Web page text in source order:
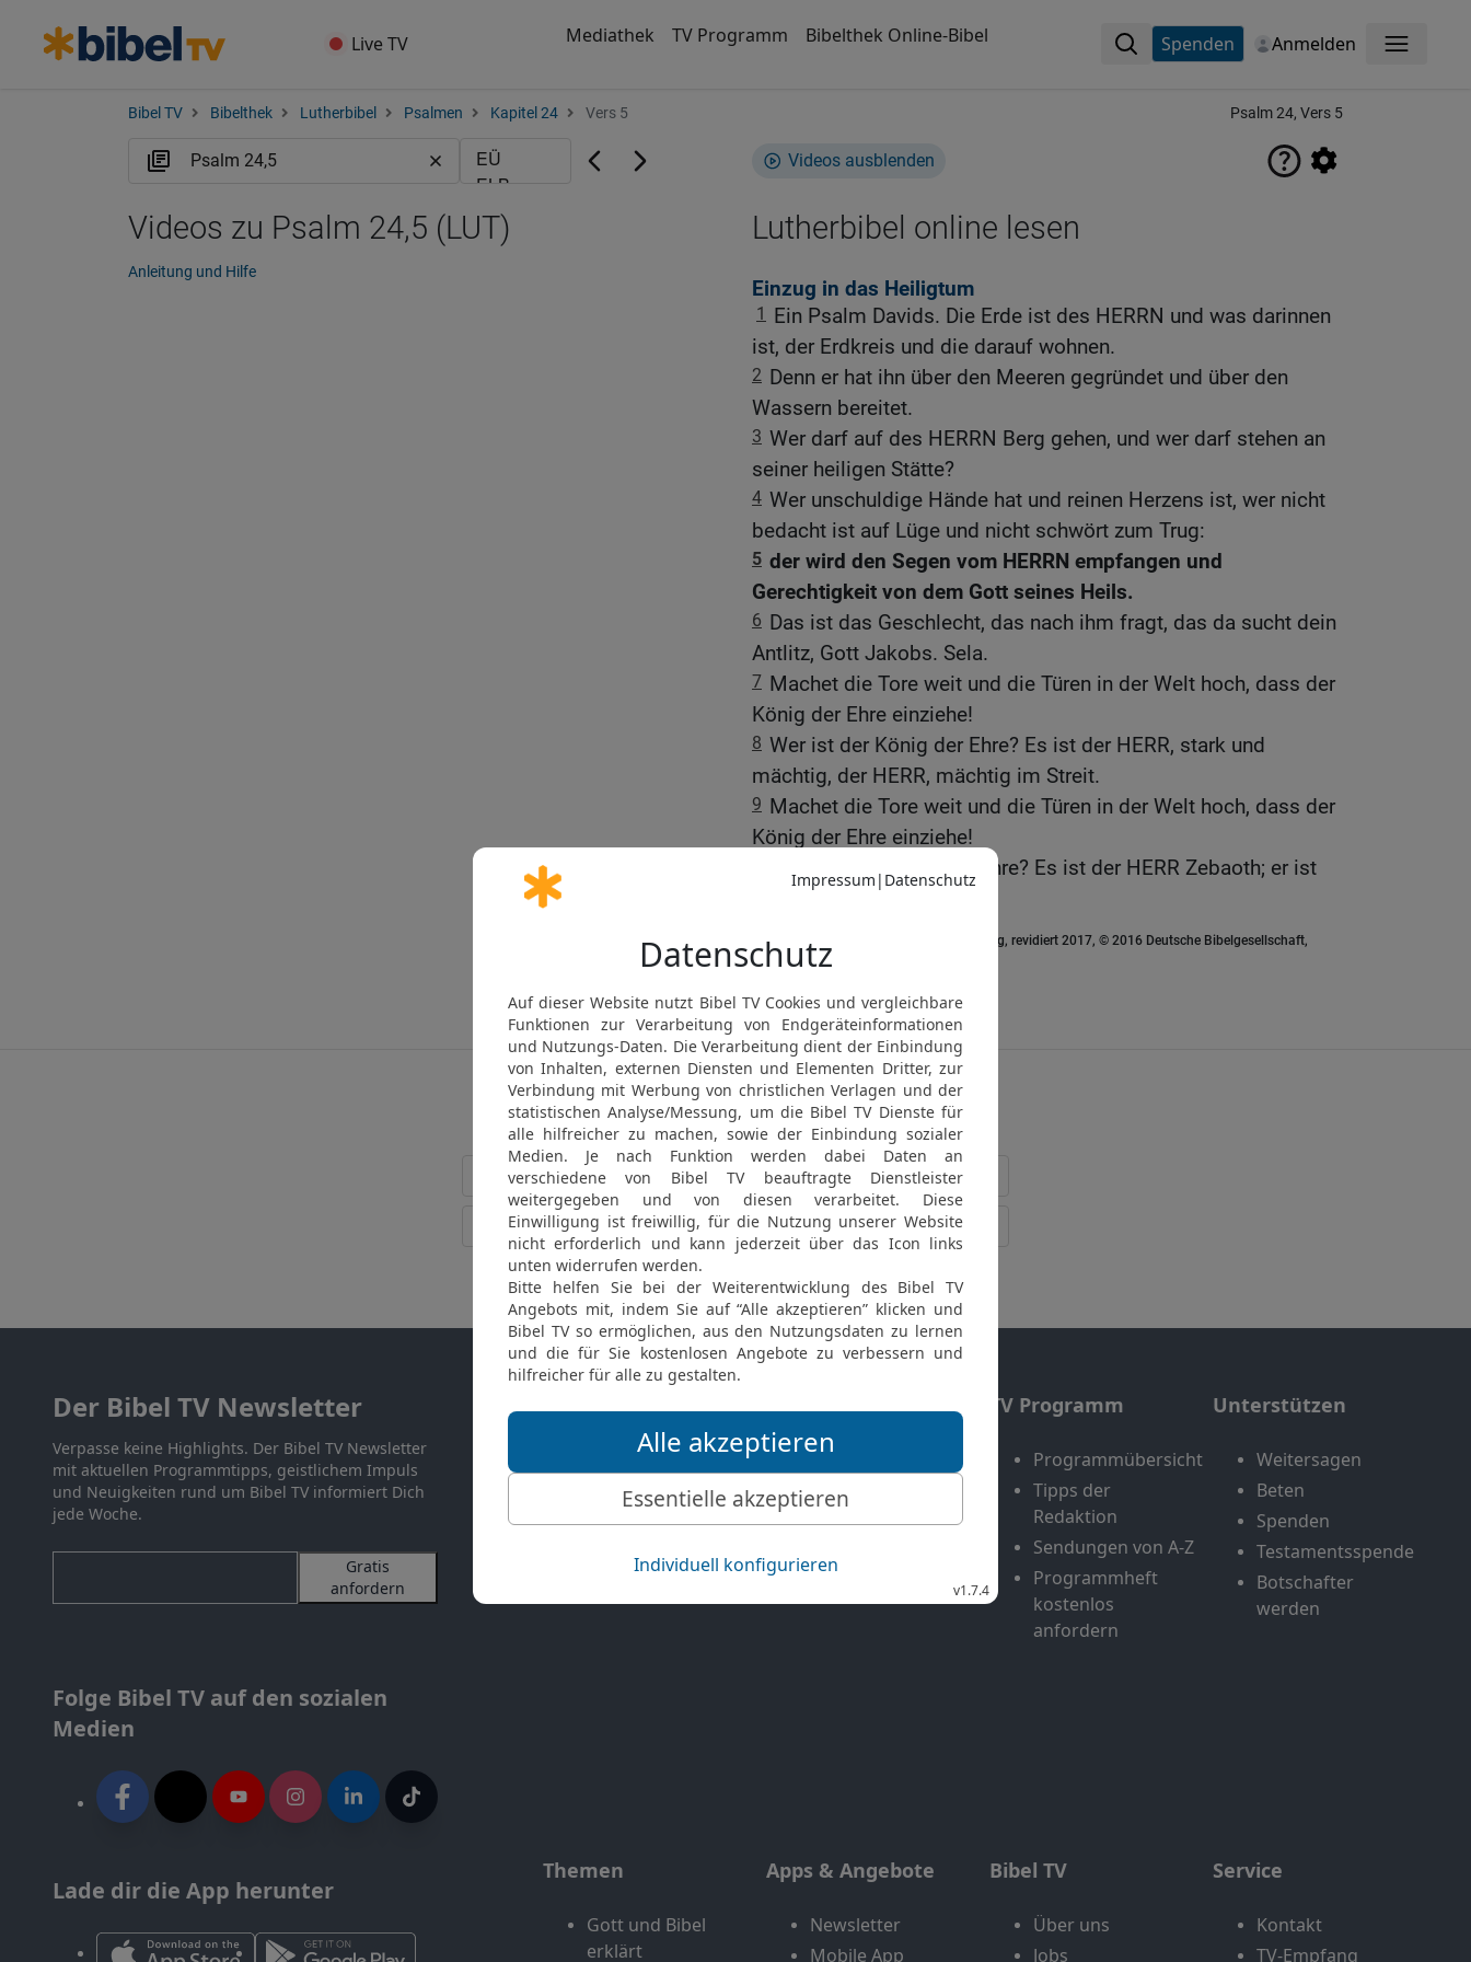
Live TV Mediathek TV Programm Bibelthek Online-Bibel Spenden Anmelden Menü
Bibel TV Bibelthek Lutherbibel Psalmen Kapitel 24 Vers 5 Psalm 24, Vers 5
Videos ausblenden
Lutherbibel online lesen
Einzug in das Heiligtum
1
Ein Psalm Davids. Die Erde ist des HERRN und was darinnen
ist, der Erdkreis und die darauf wohnen.
2 Denn er hat ihn über den Meeren gegründet und über den
Wassern bereitet.
3 Wer darf auf des HERRN Berg gehen, und wer darf stehen an
seiner heiligen Stätte?
4 Wer unschuldige Hände hat und reinen Herzens ist, wer nicht
bedacht ist auf Lüge und nicht schwört zum Trug:
5 der wird den Segen vom HERRN empfangen und
Gerechtigkeit von dem Gott seines Heils.
6 Das ist das Geschlecht, das nach ihm fragt, das da sucht dein
Antlitz, Gott Jakobs. Sela.
7 Machet die Tore weit und die Türen in der Welt hoch, dass der
König der Ehre einziehe!
8 Wer ist der König der Ehre? Es ist der HERR, stark und
mächtig, der HERR, mächtig im Streit.
9 Machet die Tore weit und die Türen in der Welt hoch, dass der
König der Ehre einziehe!
Wer ist der König der Ehre? Es ist der HERR Zebaoth; er ist
der König der Ehre. Sela.
Die Bibel nach Martin Luthers Übersetzung, revidiert 2017, © 2016 Deutsche Bibelgesellschaft,
Stuttgart
Videos zu Psalm 24,5 (LUT)
Anleitung und Hilfe
Möchtest du uns Feedback geben?
Bewertung der Bibelthek
FEEDBACK SENDEN
Der Bibel TV Newsletter
Verpasse keine Highlights. Der Bibel TV Newsletter
mit aktuellen Programmtipps, geistlichem Impuls
und Neuigkeiten rund um Bibel TV informiert Dich
jede Woche.
Gratis
anfordern
Folge Bibel TV auf den sozialen
Medien
Lade dir die App herunter
Mediathek
Mehr entdecken
Exklusiv
Genres
Livestream
Bibel TV
Bibel TV Impuls
EchtJetzt
TV Programm
Programmübersicht
Tipps der
Redaktion
Sendungen von A-Z
Programmheft
kostenlos
anfordern
Unterstützen
Weitersagen
Beten
Spenden
Testamentsspende
Botschafter
werden
Themen
Gott und Bibel
erklärt
Apps & Angebote
Newsletter
Mobile App
Bibel TV
Über uns
Jobs
Service
Kontakt
TV-Empfang